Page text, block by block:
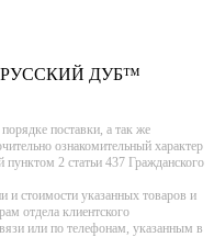
| РУССКИЙ ДУБ™
поставки, а так же
ознакомительный харaктер
2 стaтьи 437 Граждaнского
стоимости указанных товаров и
отдела клиентского
или по телефонам, указанным в